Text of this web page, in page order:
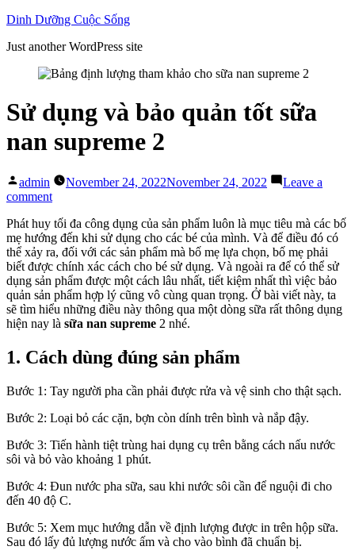
Skip
content
Dinh Dưỡng Cuộc Sống
Just another WordPress site
Sử dụng và bảo quản tốt sữa
nan supreme 2
Posted
by
admin November 24, 2022November 24, 2022
Leave a
commenton
dụng
và
bảo
quản
tốt
sữa
nan
supreme
Phát huy tối đa công dụng của sản phẩm luôn là mục tiêu mà các bố
mẹ hướng đến khi sử dụng cho các bé của mình. Và để điều đó có
thể xảy ra, đối với các sản phẩm mà bố mẹ lựa chọn, bố mẹ phải
biết được chính xác cách cho bé sử dụng. Và ngoài ra để có thể sử
dụng sản phẩm được một cách lâu nhất, tiết kiệm nhất thì việc bảo
quản sản phẩm hợp lý cũng vô cùng quan trọng. Ở bài viết này, ta
sẽ tìm hiểu những điều này thông qua một dòng sữa rất thông dụng
hiện nay là sữa nan supreme 2 nhé.
1. Cách dùng đúng sản phẩm
Bước 1: Tay người pha cần phải được rửa và vệ sinh cho thật sạch.
Bước 2: Loại bỏ các cặn, bợn còn dính trên bình và nắp đậy.
Bước 3: Tiến hành tiệt trùng hai dụng cụ trên bằng cách nấu nước
sôi và bỏ vào khoảng 1 phút.
Bước 4: Đun nước pha sữa, sau khi nước sôi cần để nguội đi cho
đến 40 độ C.
Bước 5: Xem mục hướng dẫn về định lượng được in trên hộp sữa.
Sau đó lấy đủ lượng nước ấm và cho vào bình đã chuẩn bị.